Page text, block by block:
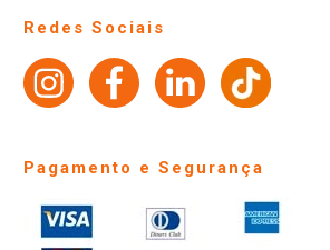
Perguntas frequentes
Identidade Visual
Redes Sociais
Pagamento e Segurança